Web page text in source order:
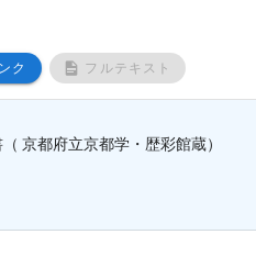
ク フルテキスト
京都府立京都学・歴彩館蔵）